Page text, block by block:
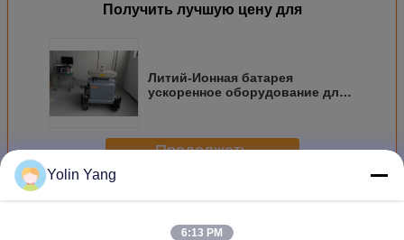
Получить лучшую цену для
Литий-Ионная батарея
ускоренное оборудование для
Продолжать
БольшеОборудование для ударного испытания
Yolin Yang
6:13 PM